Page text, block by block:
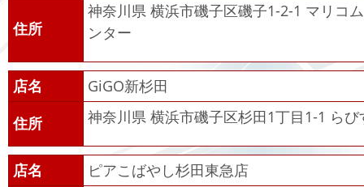
住所
神奈川県 横浜市磯子区磯子1-2-1 マリコ
ンター
店名
GiGO新杉田
住所
神奈川県 横浜市磯子区杉田1丁目1‐1 ら
店名
ピアこばやし杉田東急店